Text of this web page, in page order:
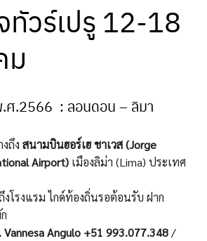
วร์เปรู 12-18
ม
ศ.2566 : ลอนดอน – ลิมา
ถึง สนามบินฮอร์เฮ ชาเวส (Jorge
Airport) เมืองลิม่า (Lima) ประเทศ
โรงแรม ไกด์ท้องถิ่นรอต้อนรับ ฝาก
Vannesa Angulo +51 993.077.348/